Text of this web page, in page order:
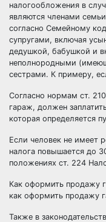
налогообложения в
являются членами
согласно Семейному
супругами, включая
дедушкой, бабушкой и
неполнородными
сестрами. К примеру,
Согласно нормам ст.
гараж, должен
которая определяется
Если человек не имеет
налога повышается до
положениях ст. 224
Как оформить продажу
как оформить продажу
Также в